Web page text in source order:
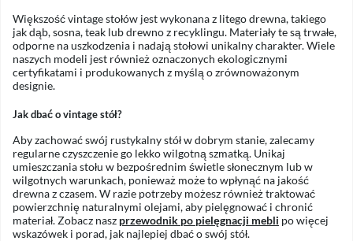
Większość vintage stołów jest wykonana z litego drewna, takiego
jak dąb, sosna, teak lub drewno z recyklingu. Materiały te są trwałe,
odporne na uszkodzenia i nadają stołowi unikalny charakter. Wiele
naszych modeli jest również oznaczonych ekologicznymi
certyfikatami i produkowanych z myślą o zrównoważonym
designie.
Jak dbać o vintage stół?
Aby zachować swój rustykalny stół w dobrym stanie, zalecamy
regularne czyszczenie go lekko wilgotną szmatką. Unikaj
umieszczania stołu w bezpośrednim świetle słonecznym lub w
wilgotnych warunkach, ponieważ może to wpłynąć na jakość
drewna z czasem. W razie potrzeby możesz również traktować
powierzchnię naturalnymi olejami, aby pielęgnować i chronić
materiał. Zobacz nasz przewodnik po pielęgnacji mebli po więcej
wskazówek i porad, jak najlepiej dbać o swój stół.